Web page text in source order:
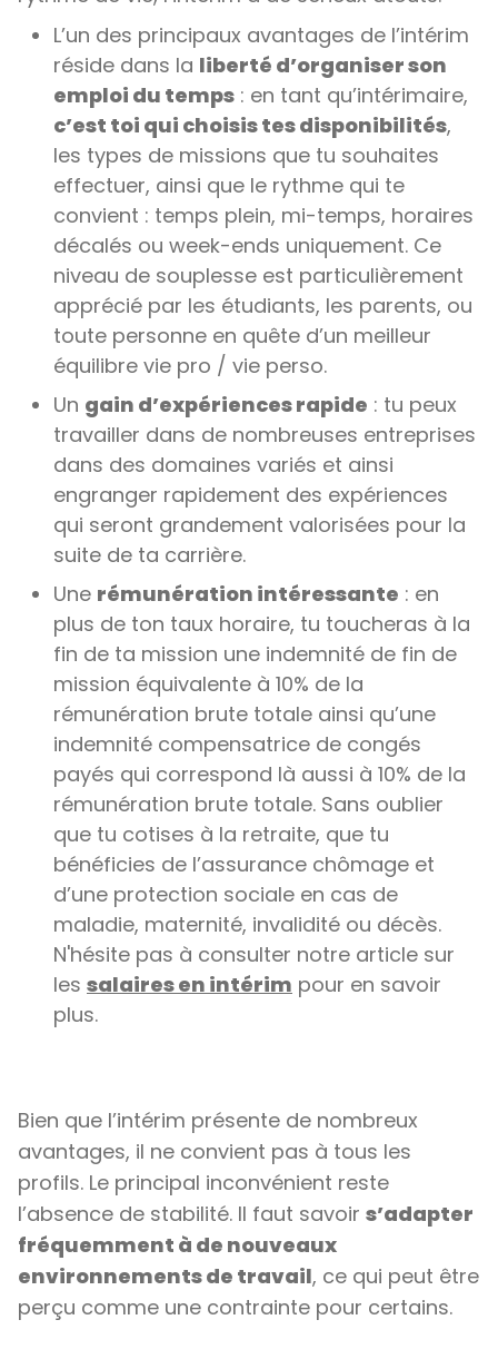
L’un des principaux avantages de l’intérim
réside dans la liberté d’organiser son
emploi du temps : en tant qu’intérimaire,
c’est toi qui choisis tes disponibilités,
les types de missions que tu souhaites
effectuer, ainsi que le rythme qui te
convient : temps plein, mi-temps, horaires
décalés ou week-ends uniquement. Ce
niveau de souplesse est particulièrement
apprécié par les étudiants, les parents, ou
toute personne en quête d’un meilleur
équilibre vie pro / vie perso.
Un gain d’expériences rapide : tu peux
travailler dans de nombreuses entreprises
dans des domaines variés et ainsi
engranger rapidement des expériences
qui seront grandement valorisées pour la
suite de ta carrière.
Une rémunération intéressante : en
plus de ton taux horaire, tu toucheras à la
fin de ta mission une indemnité de fin de
mission équivalente à 10% de la
rémunération brute totale ainsi qu’une
indemnité compensatrice de congés
payés qui correspond là aussi à 10% de la
rémunération brute totale. Sans oublier
que tu cotises à la retraite, que tu
bénéficies de l’assurance chômage et
d’une protection sociale en cas de
maladie, maternité, invalidité ou décès.
N'hésite pas à consulter notre article sur
les salaires en intérim pour en savoir
plus.
Bien que l’intérim présente de nombreux
avantages, il ne convient pas à tous les
profils. Le principal inconvénient reste
l’absence de stabilité. Il faut savoir s’adapter
fréquemment à de nouveaux
environnements de travail, ce qui peut être
perçu comme une contrainte pour certains.